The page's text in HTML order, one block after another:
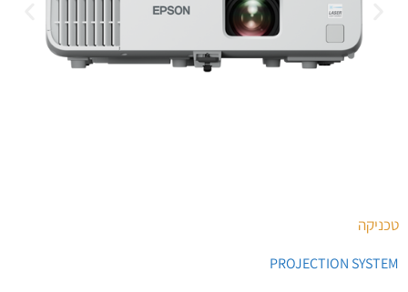
טכניקה
PROJECTION SYSTEM